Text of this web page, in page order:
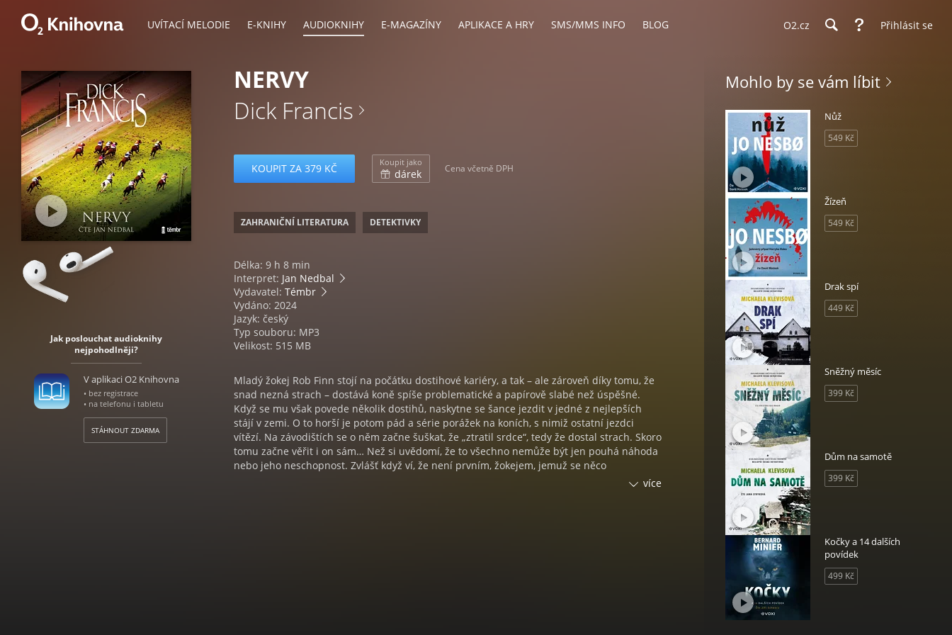
UVÍTACÍ MELODIE E-KNIHY AUDIOKNIHY E-MAGAZÍNY APLIKACE A HRY SMS/MMS INFO BLOG O2.cz Přihlásit se
Jak poslouchat audioknihy
nejpohodlněji?
V aplikaci O2 Knihovna
• bez registrace
• na telefonu i tabletu
STÁHNOUT ZDARMA
NERVY
Dick Francis
KOUPIT ZA 379 KČ Koupit jako
dárek Cena včetně DPH
ZAHRANIČNÍ LITERATURA DETEKTIVKY
Délka: 9 h 8 min
Interpret: Jan Nedbal
Vydavatel: Témbr
Vydáno: 2024
Jazyk: český
Typ souboru: MP3
Velikost: 515 MB
Mladý žokej Rob Finn stojí na počátku dostihové kariéry, a tak – ale zároveň díky tomu, že
snad nezná strach – dostává koně spíše problematické a papírově slabé než úspěšné.
Když se mu však povede několik dostihů, naskytne se šance jezdit v jedné z nejlepších
stájí v zemi. O to horší je potom pád a série porážek na koních, s nimiž ostatní jezdci
vítězí. Na závodištích se o něm začne šuškat, že „ztratil srdce“, tedy že dostal strach. Skoro
tomu začne věřit i on sám… Než si uvědomí, že to všechno nemůže být jen pouhá náhoda
nebo jeho neschopnost. Zvlášť když ví, že není prvním, žokejem, jemuž se něco
podobného stalo. Jenomže od podezření k důkazu je daleko a za každý krok se na cestě za
více
Mohlo by se vám líbit
Nůž
549 Kč
Žízeň
549 Kč
Drak spí
449 Kč
Sněžný měsíc
399 Kč
Dům na samotě
399 Kč
Kočky a 14 dalších
povídek
499 Kč